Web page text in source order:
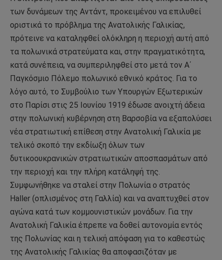
των δυνάμεων της Αντάντ, προκειμένου να επιλυθεί
οριστικά το πρόβλημα της Ανατολικής Γαλικίας,
πρότεινε να καταληφθεί ολόκληρη η περιοχή αυτή από
τα πολωνικά στρατεύματα και, στην πραγματικότητα,
κατά συνέπεια, να συμπεριληφθεί στο μετά τον Α΄
Παγκόσμιο Πόλεμο πολωνικό εθνικό κράτος. Για το
λόγο αυτό, το Συμβούλιο των Υπουργών Εξωτερικών
στο Παρίσι στις 25 Ιουνίου 1919 έδωσε ανοιχτή άδεια
στην πολωνική κυβέρνηση στη Βαρσοβία να εξαπολύσει
νέα στρατιωτική επίθεση στην Ανατολική Γαλικία με
τελικό σκοπό την εκδίωξη όλων των
δυτικοουκρανικών στρατιωτικών αποσπασμάτων από
την περιοχή και την πλήρη κατάληψή της.
Συμφωνήθηκε να σταλεί στην Πολωνία ο στρατός
Haller (οπλισμένος στη Γαλλία) και να αναπτυχθεί στον
αγώνα κατά των κομμουνιστικών μονάδων. Για την
Ανατολική Γαλικία έπρεπε να δοθεί αυτονομία εντός
της Πολωνίας και η τελική απόφαση για το καθεστώς
της Ανατολικής Γαλικίας θα αποφασιζόταν με